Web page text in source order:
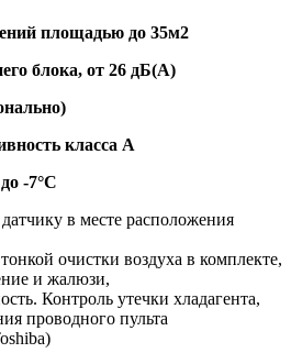
площадью до 35м2
блока, от 26 дБ(А)
класса А
-7°C
в месте расположения
очистки воздуха в комплекте,
и жалюзи,
Контроль утечки хладагента,
проводного пульта